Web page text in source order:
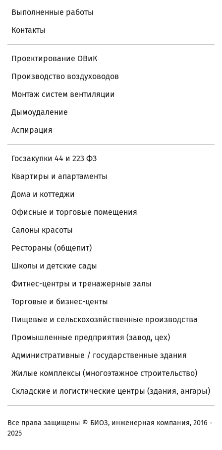
Выполненные работы
Контакты
Проектирование ОВиК
Производство воздуховодов
Монтаж систем вентиляции
Дымоудаление
Аспирация
Госзакупки 44 и 223 ФЗ
Квартиры и апартаменты
Дома и коттеджи
Офисные и торговые помещения
Салоны красоты
Рестораны (общепит)
Школы и детские сады
Фитнес-центры и тренажерные залы
Торговые и бизнес-центы
Пищевые и сельскохозяйственные производства
Промышленные предприятия (завод, цех)
Административные / государственные здания
Жилые комплексы (многоэтажное строительство)
Складские и логистические центры (здания, ангары)
Все права защищены © БИОЗ, инженерная компания, 2016 -
2025